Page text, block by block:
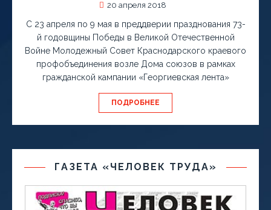
20 апреля 2018
С 23 апреля по 9 мая в преддверии празднования 73-
й годовщины Победы в Великой Отечественной
Войне Молодежный Совет Краснодарского краевого
профобъединения возле Дома союзов в рамках
гражданской кампании «Георгиевская лента»
ПОДРОБНЕЕ
ГАЗЕТА «ЧЕЛОВЕК ТРУДА»